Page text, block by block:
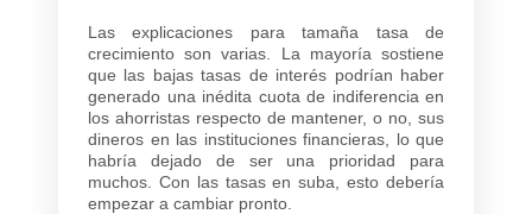
Las explicaciones para tamaña tasa de
crecimiento son varias. La mayoría sostiene
que las bajas tasas de interés podrían haber
generado una inédita cuota de indiferencia en
los ahorristas respecto de mantener, o no, sus
dineros en las instituciones financieras, lo que
habría dejado de ser una prioridad para
muchos. Con las tasas en suba, esto debería
empezar a cambiar pronto.